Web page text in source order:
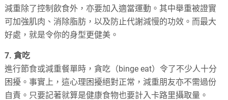
減重除了控制飲食外，亦要加入適當運動。其中舉重被證實
可加強肌肉、消除脂肪，以及防止代謝減慢的功效。而最大
好處，就是令你的身型更健美。
7. 貪吃
進行節食或減重餐單時，貪吃（binge eat）令了不少人十分
困擾。事實上，這心理困擾絕對正常，減重朋友亦不需過份
自責。只要記著就算是健康食物也要計入卡路里攝取量。